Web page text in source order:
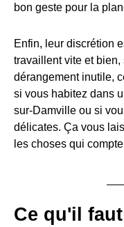
bon geste pour la
Enfin, leur discrétion
travaillent vite et
dérangement inutile,
si vous habitez dans
sur-Damville ou si
délicates. Ça vous
les choses qui
Ce qu'il